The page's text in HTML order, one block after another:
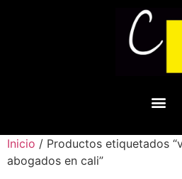
Inicio / Productos etiquetados
abogados en cali”